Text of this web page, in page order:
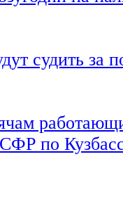
судить за
по